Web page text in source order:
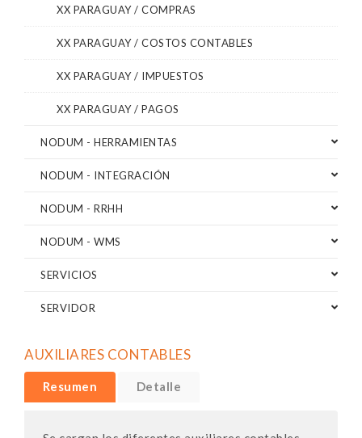
XX PARAGUAY / COMPRAS
XX PARAGUAY / COSTOS CONTABLES
XX PARAGUAY / IMPUESTOS
XX PARAGUAY / PAGOS
NODUM - HERRAMIENTAS
NODUM - INTEGRACIÓN
NODUM - RRHH
NODUM - WMS
SERVICIOS
SERVIDOR
AUXILIARES CONTABLES
Resumen Detalle